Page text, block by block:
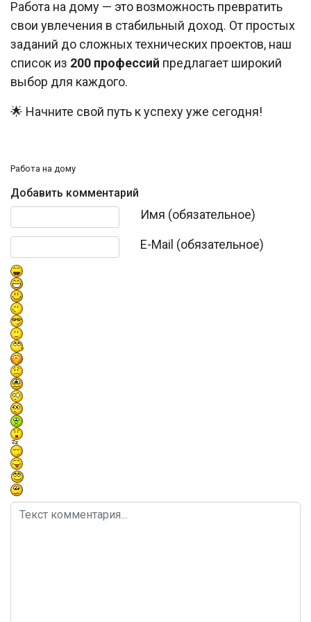
Работа на дому — это возможность превратить
свои увлечения в стабильный доход. От простых
заданий до сложных технических проектов, наш
список из 200 профессий предлагает широкий
выбор для каждого.
🌟 Начните свой путь к успеху уже сегодня!
Работа на дому
Добавить комментарий
Имя (обязательное)
E-Mail (обязательное)
Текст комментария